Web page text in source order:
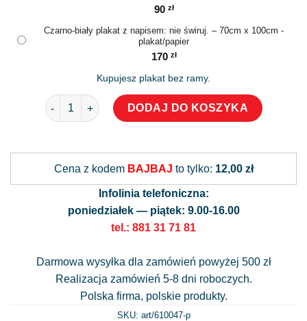
90 zł
Czarno-biały plakat z napisem: nie świruj. – 70cm x 100cm -
plakat/papier
170 zł
Kupujesz plakat bez ramy.
ilość Czarno-biały plakat z napisem: nie świruj.
DODAJ DO KOSZYKA
Cena z kodem BAJBAJ to tylko: 12,00 zł
Infolinia telefoniczna:
poniedziałek — piątek: 9.00-16.00
tel.: 881 31 71 81
Darmowa wysyłka dla zamówień powyżej 500 zł
Realizacja zamówień 5-8 dni roboczych.
Polska firma, polskie produkty.
SKU: art/610047-p